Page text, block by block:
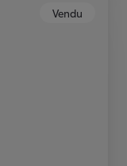
Vendu